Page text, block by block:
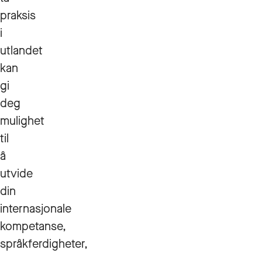
praksis
i
utlandet
kan
gi
deg
mulighet
til
å
utvide
din
internasjonale
kompetanse,
språkferdigheter,